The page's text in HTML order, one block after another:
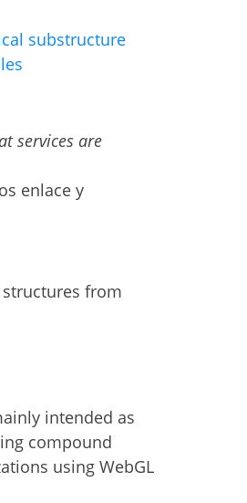
substructure
services are
enlace y
from
intended as
compound
using WebGL